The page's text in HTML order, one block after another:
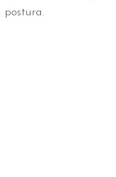
postura.